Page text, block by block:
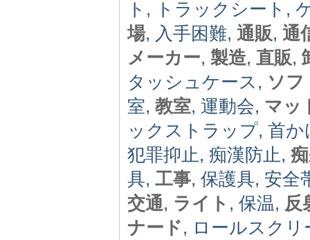
ト, トラックシート,
場, 入手困難, 通販, 通
メーカー, 製造, 直販,
タッシュケース, ソフ
室, 教室, 運動会, マッ
ックストラップ, 首
犯罪抑止, 痴漢防止,
具, 工事, 保護具, 安
交通, ライト , 保温, 反
ナード, ロールスク